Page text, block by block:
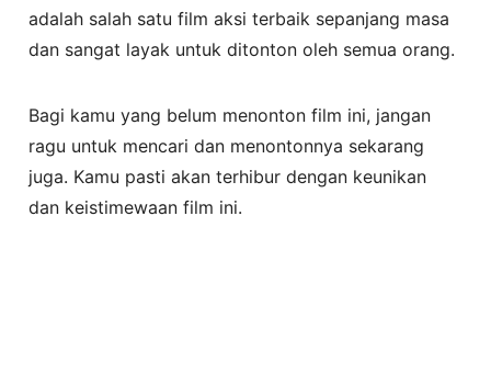
adalah salah satu film aksi terbaik sepanjang masa
dan sangat layak untuk ditonton oleh semua orang.
Bagi kamu yang belum menonton film ini, jangan
ragu untuk mencari dan menontonnya sekarang
juga. Kamu pasti akan terhibur dengan keunikan
dan keistimewaan film ini.